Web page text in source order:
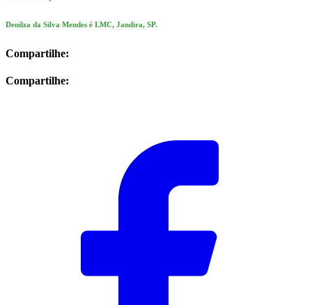
Denilza da Silva Mendes é LMC, Jandira, SP.
Compartilhe:
Compartilhe: